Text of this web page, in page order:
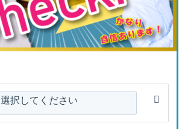
選択してください